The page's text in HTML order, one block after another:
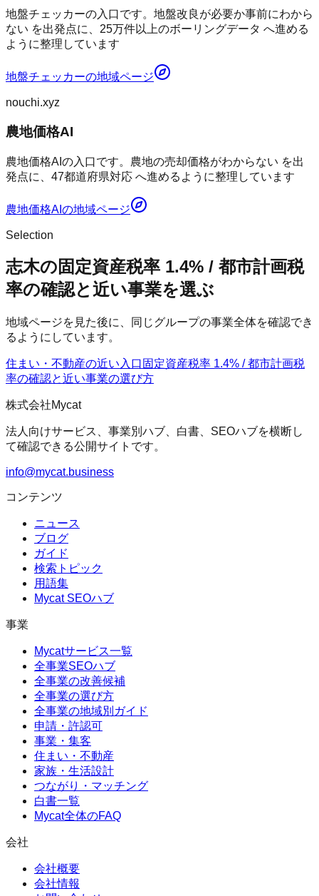
地盤チェッカーの入口です。地盤改良が必要か事前にわから
ない を出発点に、25万件以上のボーリングデータ へ進める
ように整理しています
地盤チェッカーの地域ページ
nouchi.xyz
農地価格AI
農地価格AIの入口です。農地の売却価格がわからない を出
発点に、47都道府県対応 へ進めるように整理しています
農地価格AI の地域ページ
Selection
志木の固定資産税率 1.4% / 都市計画税
率の確認と近い事業を選ぶ
地域ページを見た後に、同じグループの事業全体を確認でき
るようにしています。
住まい・不動産の近い入口 固定資産税率 1.4% / 都市計画税
率の確認と近い事業の選び方
株式会社Mycat
法人向けサービス、事業別ハブ、白書、SEOハブを横断し
て確認できる公開サイトです。
info@mycat.business
コンテンツ
ニュース
ブログ
ガイド
検索トピック
用語集
Mycat SEOハブ
事業
Mycatサービス一覧
全事業SEOハブ
全事業の改善候補
全事業の選び方
全事業の地域別ガイド
申請・許認可
事業・集客
住まい・不動産
家族・生活設計
つながり・マッチング
白書一覧
Mycat全体のFAQ
会社
会社概要
会社情報